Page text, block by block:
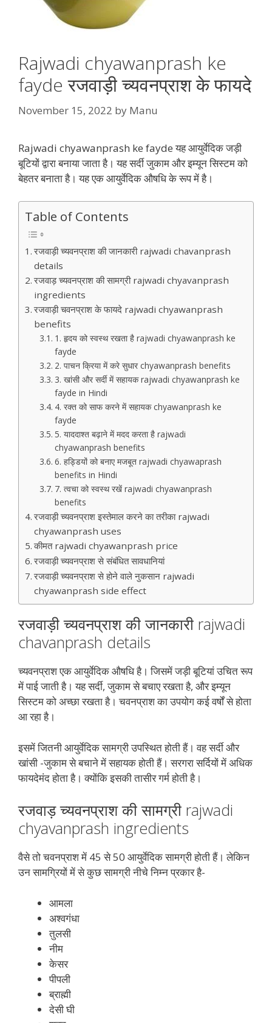
Rajwadi chyawanprash ke
fayde रजवाड़ी च्यवनप्राश के फायदे
November 15, 2022 by Manu
Rajwadi chyawanprash ke fayde यह आयुर्वेदिक जड़ी
बूटियों द्वारा बनाया जाता है। यह सर्दी जुकाम और इम्यून सिस्टम को
बेहतर बनाता है। यह एक आयुर्वेदिक औषधि के रूप में है।
Table of Contents
रजवाड़ी च्यवनप्राश की जानकारी rajwadi chavanprash
details
रजवाड़ च्यवनप्राश की सामग्री rajwadi chyavanprash
ingredients
रजवाड़ी चवनप्राश के फायदे rajwadi chyawanprash
benefits
1. हृदय को स्वस्थ रखता है rajwadi chyawanprash ke
fayde
2. पाचन क्रिया में करे सुधार chyawanprash benefits
3. खांसी और सर्दी में सहायक rajwadi chyawanprash ke
fayde in Hindi
4. रक्त को साफ करने में सहायक chyawanprash ke
fayde
5. याददाश्त बढ़ाने में मदद करता है rajwadi
chyawanprash benefits
6. हड्डियों को बनाए मजबूत rajwadi chyawaprash
benefits in Hindi
7. त्वचा को स्वस्थ रखें rajwadi chyawanprash
benefits
रजवाड़ी च्यवनप्राश इस्तेमाल करने का तरीका rajwadi
chyawanprash uses
कीमत rajwadi chyawanprash price
रजवाड़ी च्यवनप्राश से संबंधित सावधानियां
रजवाड़ी च्यवनप्राश से होने वाले नुकसान rajwadi
chyawanprash side effect
रजवाड़ी च्यवनप्राश की जानकारी rajwadi
chavanprash details
च्यवनप्राश एक आयुर्वेदिक औषधि है। जिसमें जड़ी बूटियां उचित रूप
में पाई जाती है। यह सर्दी, जुकाम से बचाए रखता है, और इम्यून
सिस्टम को अच्छा रखता है। चवनप्राश का उपयोग कई वर्षों से होता
आ रहा है।
इसमें जितनी आयुर्वेदिक सामग्री उपस्थित होती हैं। वह सर्दी और
खांसी -जुकाम से बचाने में सहायक होती हैं। सरगरा सर्दियों में अधिक
फायदेमंद होता है। क्योंकि इसकी तासीर गर्म होती है।
रजवाड़ च्यवनप्राश की सामग्री rajwadi
chyavanprash ingredients
वैसे तो चवनप्राश में 45 से 50 आयुर्वेदिक सामग्री होती हैं। लेकिन
उन सामग्रियों में से कुछ सामग्री नीचे निम्न प्रकार है-
आमला
अश्वगंधा
तुलसी
नीम
केसर
पीपली
ब्राह्मी
देसी घी